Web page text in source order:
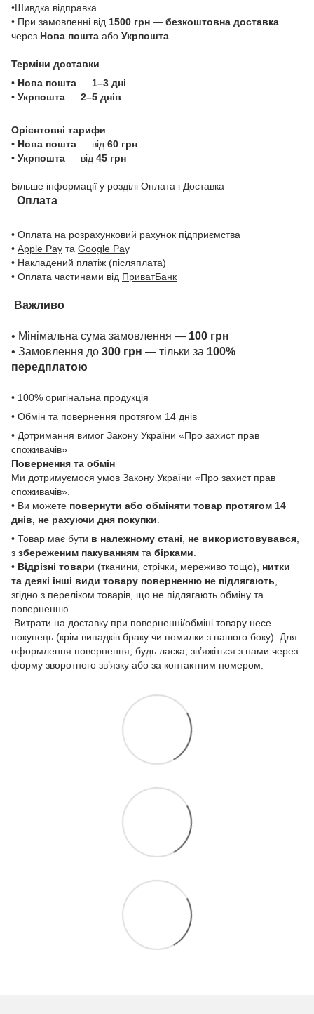
•Шивдка відправка
• При замовленні від 1500 грн — безкоштовна доставка
через Нова пошта або Укрпошта
Терміни доставки
• Нова пошта — 1–3 дні
• Укрпошта — 2–5 днів
Орієнтовні тарифи
• Нова пошта — від 60 грн
• Укрпошта — від 45 грн
Більше інформації у розділі Оплата і Доставка
Оплата
• Оплата на розрахунковий рахунок підприємства
• Apple Pay та Google Pay
• Накладений платіж (післяплата)
• Оплата частинами від ПриватБанк
Важливо
• Мінімальна сума замовлення — 100 грн
• Замовлення до 300 грн — тільки за 100%
передплатою
• 100% оригінальна продукція
• Обмін та повернення протягом 14 днів
• Дотримання вимог Закону України «Про захист прав
споживачів»
Повернення та обмін
Ми дотримуємося умов Закону України «Про захист прав
споживачів».
• Ви можете повернути або обміняти товар протягом 14
днів, не рахуючи дня покупки
• Товар має бути в належному стані не використовувався
з збереженим пакуванням та бірками
• Відрізні товари (тканини, стрічки, мереживо тощо), нитки
та деякі інші види товару поверненню не підлягають
згідно з переліком товарів, що не підлягають обміну та
поверненню.
Витрати на доставку при поверненні/обміні товару несе
покупець (крім випадків браку чи помилки з нашого боку). Для
оформлення повернення, будь ласка, зв’яжіться з нами через
форму зворотного зв’язку або за контактним номером.